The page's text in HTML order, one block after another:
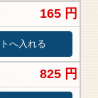
165 円
825 円